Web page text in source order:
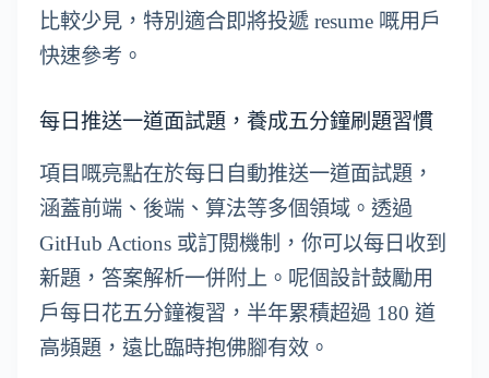
比較少見，特別適合即將投遞 resume 嘅用戶
快速參考。
每日推送一道面試題，養成五分鐘刷題習慣
項目嘅亮點在於每日自動推送一道面試題，
涵蓋前端、後端、算法等多個領域。透過
GitHub Actions 或訂閱機制，你可以每日收到
新題，答案解析一併附上。呢個設計鼓勵用
戶每日花五分鐘複習，半年累積超過 180 道
高頻題，遠比臨時抱佛腳有效。